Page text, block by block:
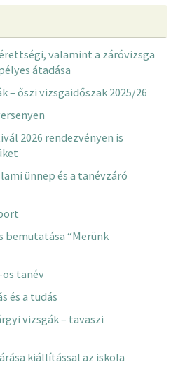
valamint a záróvizsga
átadása
– őszi vizsgaidőszak 2025/26
2026 rendezvényen is
ünnep és a tanévzáró
bemutatása “Merünk
tanév
és a tudás
vizsgák – tavaszi
kiállítással az iskola